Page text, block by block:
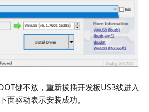
键不放，重新拔插开发板USB线进入
面驱动表示安装成功。